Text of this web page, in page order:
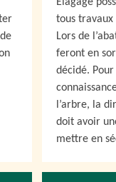
tous travaux
Lors de
feront en
décidé.
l’arbre, la
doit avoir
mettre en